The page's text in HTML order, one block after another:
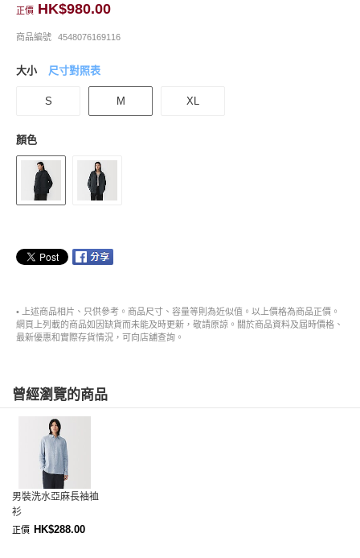
正價 HK$980.00
商品編號 4548076169116
大小 尺寸對照表
S M XL
顏色
• 上述商品相片、只供參考。商品尺寸、容量等則為近似值。以上價格為商品正價。
網頁上列載的商品如因缺貨而未能及時更新，敬請原諒。關於商品資料及屆時價格、
最新優惠和實際存貨情況，可向店舖查詢。
曾經瀏覽的商品
男裝洗水亞麻長袖裇
衫
正價 HK$288.00